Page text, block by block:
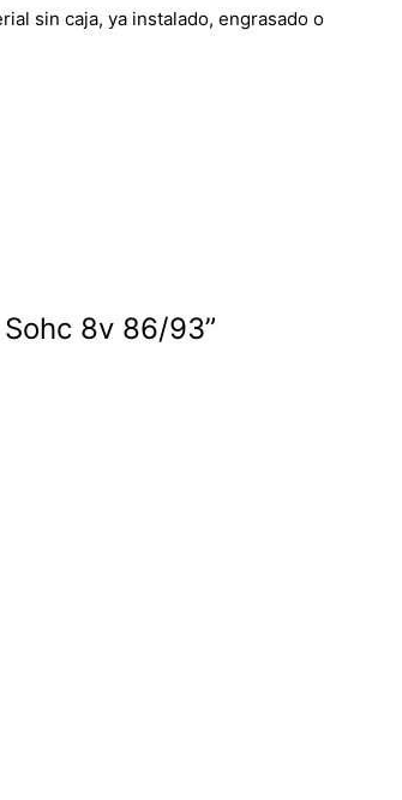
sin caja, ya instalado, engrasado o
8v 86/93”